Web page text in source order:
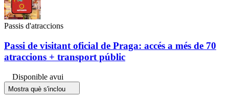
Passis d'atraccions
Passi de visitant oficial de Praga: accés a més de 70
atraccions + transport públic
Disponible avui
Mostra què s'inclou